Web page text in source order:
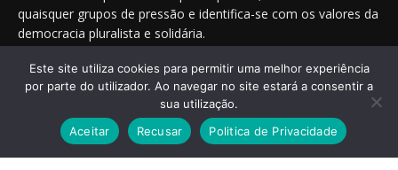
quaisquer grupos de pressão e identifica-se com os valores da
democracia pluralista e solidária.
Saiba onde nos encontrar nas redes sociais
Este site utiliza cookies para permitir uma melhor experiência
por parte do utilizador. Ao navegar no site estará a consentir a
sua utilização.
Aceitar
Recusar Politica de Privacidade